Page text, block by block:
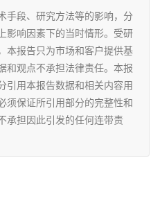
手段、研究方法等的影响，分
影响因素下的当时情形。受研
本报告只为市场和客户提供基
和观点不承担法律责任。本报
引用本报告数据和相关内容用
须保证所引用部分的完整性和
承担因此引发的任何连带责